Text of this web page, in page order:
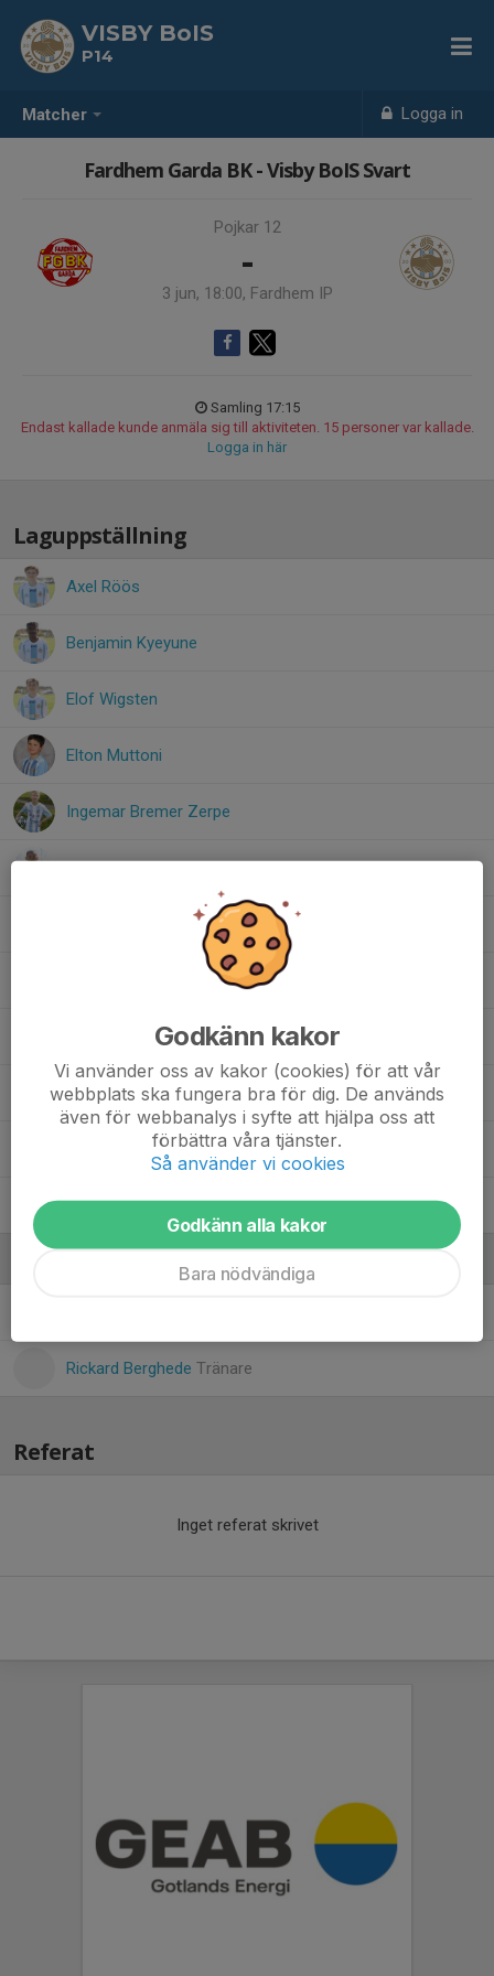
Matcher Logga in
VISBY BoIS
P14
Fardhem Garda BK - Visby BoIS Svart
Pojkar 12
-
3 jun, 18:00, Fardhem IP
Samling 17:15
Endast kallade kunde anmäla sig till aktiviteten. 15 personer var kallade.
Logga in här
Laguppställning
Axel Röös
Benjamin Kyeyune
Elof Wigsten
Elton Muttoni
Ingemar Bremer Zerpe
James Hemmander
Ossian Nilsson
Qvintus Ringbom Ingelse
Vidar Lindqvist
Viggo Sällström
Rickard Berghede Tränare
Referat
Inget referat skrivet
Godkänn kakor
Vi använder oss av kakor (cookies) för att vår
webbplats ska fungera bra för dig. De används
även för webbanalys i syfte att hjälpa oss att
förbättra våra tjänster.
Så använder vi cookies
Godkänn alla kakor
Bara nödvändiga